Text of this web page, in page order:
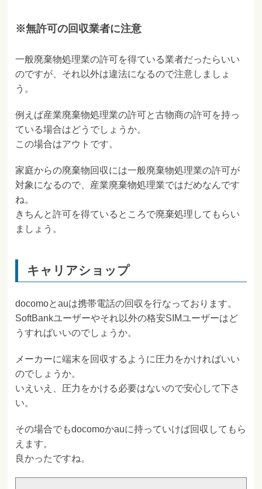
※無許可の回収業者に注意
一般廃棄物処理業の許可を得ている業者だったらいい
のですが、それ以外は違法になるので注意しましょ
う。
例えば産業廃棄物処理業の許可と古物商の許可を持っ
ている場合はどうでしょうか。
この場合はアウトです。
家庭からの廃棄物回収には一般廃棄物処理業の許可が
対象になるので、産業廃棄物処理業ではだめなんです
ね。
きちんと許可を得ているところで廃棄処理してもらい
ましょう。
キャリアショップ
docomoとauは携帯電話の回収を行なっております。
SoftBankユーザーやそれ以外の格安SIMユーザーはど
うすればいいのでしょうか。
メーカーに端末を回収するように圧力をかければいい
のでしょうか。
いえいえ、圧力をかける必要はないので安心して下さ
い。
その場合でもdocomoかauに持っていけば回収してもら
えます。
良かったですね。